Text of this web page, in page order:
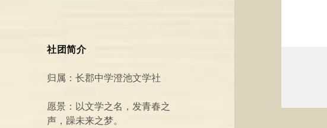
社团简介
归属：长郡中学澄池文学社
愿景：以文学之名，发青春之
声，躁未来之梦。